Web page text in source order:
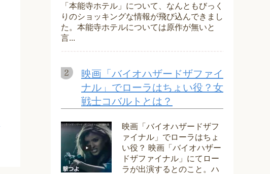
「本能寺ホテル」について、なんともびっく
りのショッキングな情報が飛び込んできまし
た。本能寺ホテルについては原作が無いと
言...
映画「バイオハザードザファイ
ナル」でローラはちょい役？女
戦士コバルトとは？
映画「バイオハザードザフ
ァイナル」でローラはちょ
い役？ 映画「バイオハザー
ドザファイナル」にてロー
ラが出演するとのこと。ハ